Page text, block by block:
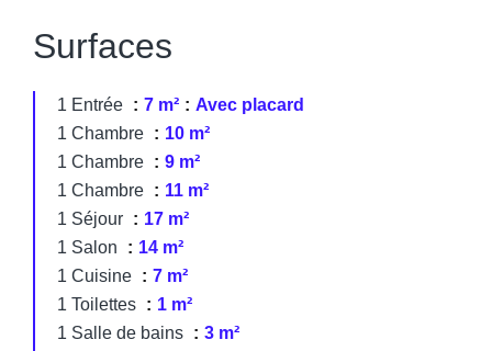
Surfaces
1 Entrée 7 m²
Avec placard
1 Chambre
10 m²
1 Chambre
9 m²
1 Chambre
11 m²
1 Séjour
17 m²
1 Salon
14 m²
1 Cuisine
7 m²
1 Toilettes
1 m²
1 Salle de bains
3 m²